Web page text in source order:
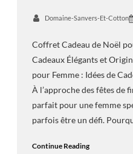
Domaine-Sanvers-Et-Cotton
Coffret Cadeau de Noël
Cadeaux Élégants et
pour Femme : Idées de
À l’approche des fêtes de
parfait pour une femme
parfois être un défi.
Continue Reading